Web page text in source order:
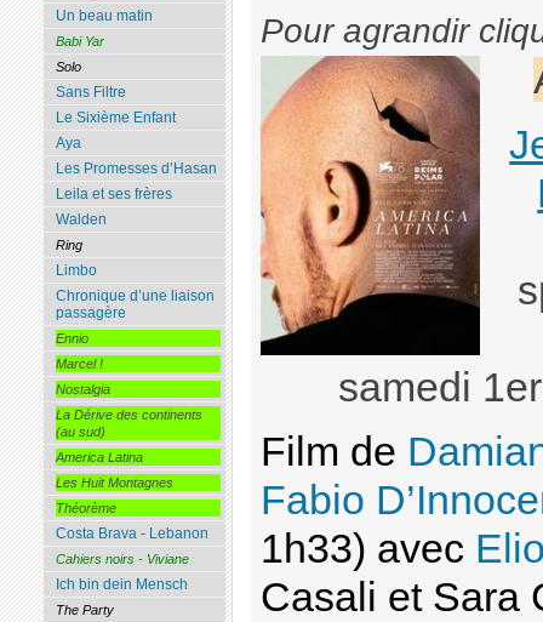
Pour agrandir
samedi 1
Film de
Fabio
1h33) avec
Casali et Sara
Un beau matin
Babi Yar
Solo
Sans Filtre
Le Sixième Enfant
Aya
Les Promesses d’Hasan
Leila et ses frères
Walden
Ring
Limbo
Chronique d’une liaison
passagère
Ennio
Marcel !
Nostalgia
La Dérive des continents
(au sud)
America Latina
Les Huit Montagnes
Théorème
Costa Brava - Lebanon
Cahiers noirs - Viviane
Ich bin dein Mensch
The Party